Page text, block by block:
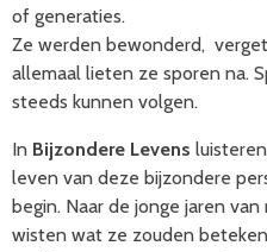
of generaties.
Ze werden bewonderd,
allemaal lieten ze sporen na.
steeds kunnen volgen.
In Bijzondere Levens
leven van deze bijzondere
begin. Naar de jonge jaren
wisten wat ze zouden